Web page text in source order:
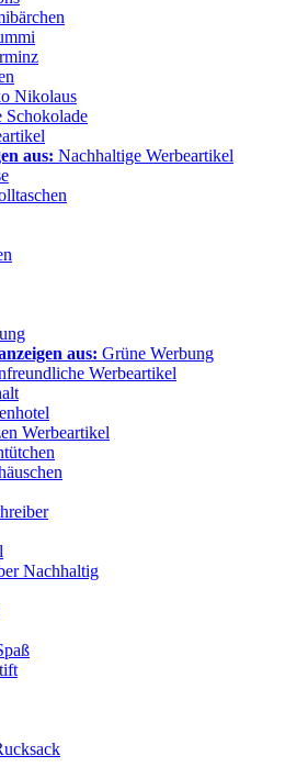
Nikolaus
Schokolade
aus: Nachhaltige Werbeartikel
aus: Grüne Werbung
Werbeartikel
Werbeartikel
Nachhaltig